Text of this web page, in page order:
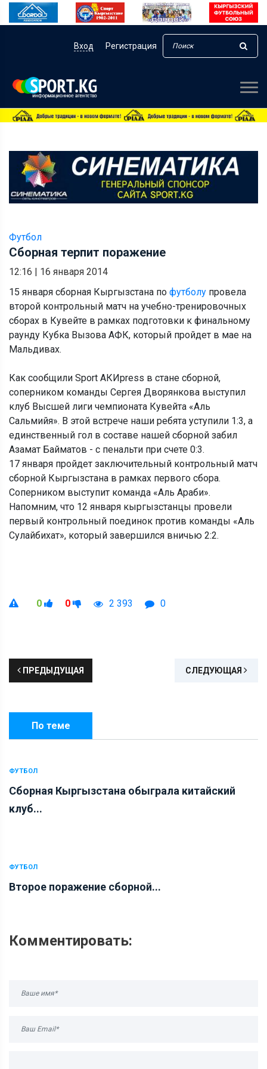
Вход Регистрация
Футбол
Сборная терпит поражение
12:16 | 16 января 2014
15 января сборная Кыргызстана по футболу провела
второй контрольный матч на учебно-тренировочных
сборах в Кувейте в рамках подготовки к финальному
раунду Кубка Вызова АФК, который пройдет в мае на
Мальдивах.
Как сообщили Sport АКИpress в стане сборной,
соперником команды Сергея Дворянкова выступил
клуб Высшей лиги чемпионата Кувейта «Аль
Сальмийя». В этой встрече наши ребята уступили 1:3, а
единственный гол в составе нашей сборной забил
Азамат Байматов - с пенальти при счете 0:3.
17 января пройдет заключительный контрольный матч
сборной Кыргызстана в рамках первого сбора.
Соперником выступит команда «Аль Араби».
Напомним, что 12 января кыргызстанцы провели
первый контрольный поединок против команды «Аль
Сулайбихат», который завершился вничью 2:2.
0 0 2 393 0
ПРЕДЫДУЩАЯ СЛЕДУЮЩАЯ
По теме
ФУТБОЛ
Сборная Кыргызстана обыграла китайский
клуб...
ФУТБОЛ
Второе поражение сборной...
Комментировать: